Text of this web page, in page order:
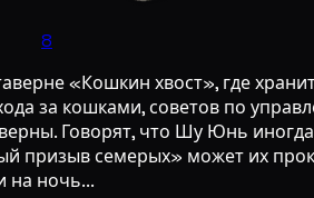
8
«Кошкин хвост», где
за кошками, советов по
Говорят, что Шу Юнь
призыв семерых» может их
на ночь...